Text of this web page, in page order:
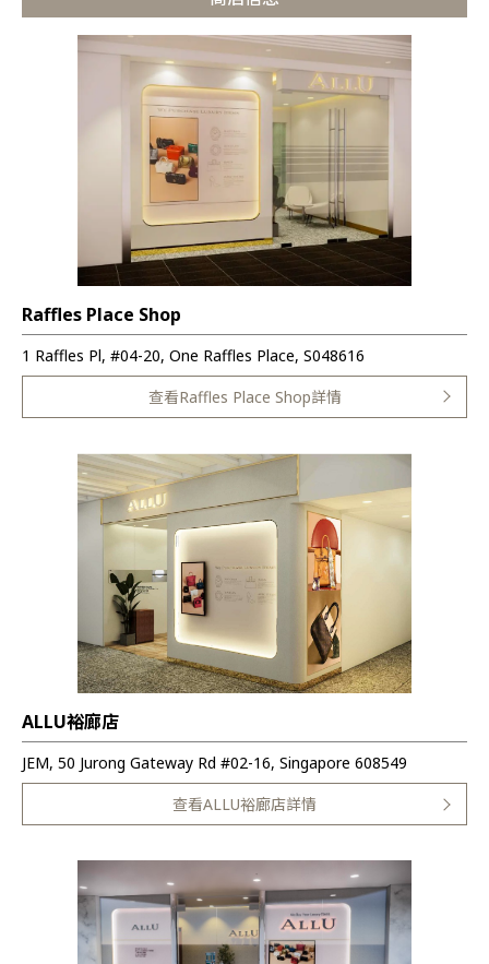
Raffles Place Shop
1 Raffles Pl, #04-20, One Raffles Place, S048616
查看Raffles Place Shop詳情
ALLU裕廊店
JEM, 50 Jurong Gateway Rd #02-16, Singapore 608549
查看ALLU裕廊店詳情